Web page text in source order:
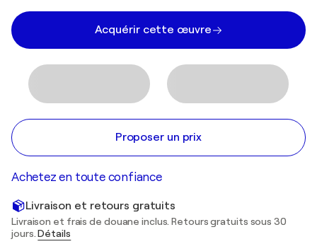
Acquérir cette œuvre
Proposer un prix
Achetez en toute confiance
Livraison et retours gratuits
Livraison et frais de douane inclus. Retours gratuits sous 30
jours.Détails